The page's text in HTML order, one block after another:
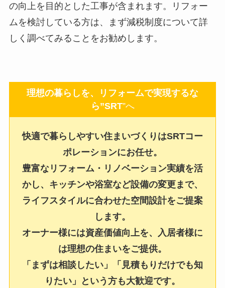
の向上を目的とした工事が含まれます。リフォー
ムを検討している方は、まず減税制度について詳
しく調べてみることをお勧めします。
理想の暮らしを、リフォームで実現するな
ら”SRT”へ
快適で暮らしやすい住まいづくりはSRTコー
ポレーションにお任せ。
豊富なリフォーム・リノベーション実績を活
かし、キッチンや浴室など設備の変更まで、
ライフスタイルに合わせた空間設計をご提案
します。
オーナー様には資産価値向上を、入居者様に
は理想の住まいをご提供。
「まずは相談したい」「見積もりだけでも知
りたい」という方も大歓迎です。